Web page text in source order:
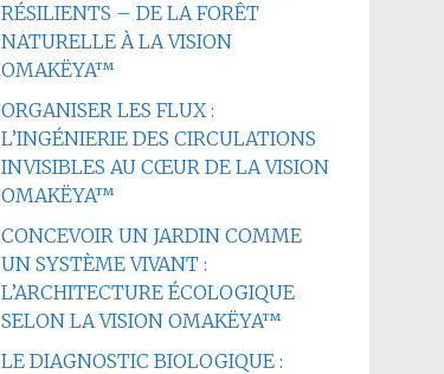
RÉSILIENTS – DE LA FORÊT
NATURELLE À LA VISION
OMAKËYA™
ORGANISER LES FLUX :
L’INGÉNIERIE DES CIRCULATIONS
INVISIBLES AU CŒUR DE LA VISION
OMAKËYA™
CONCEVOIR UN JARDIN COMME
UN SYSTÈME VIVANT :
L’ARCHITECTURE ÉCOLOGIQUE
SELON LA VISION OMAKËYA™
LE DIAGNOSTIC BIOLOGIQUE :